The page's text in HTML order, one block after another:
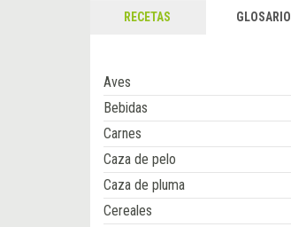
RECETAS GLOSARIO
Aves
Bebidas
Carnes
Caza de pelo
Caza de pluma
Cereales